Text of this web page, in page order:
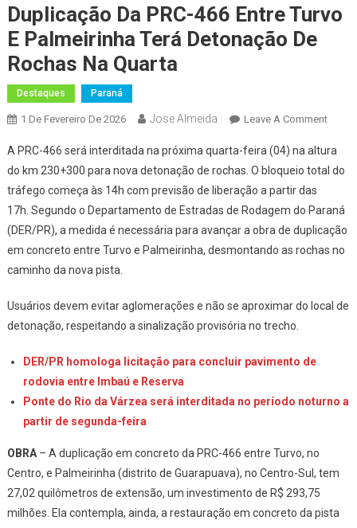
Duplicação Da PRC-466 Entre Turvo
E Palmeirinha Terá Detonação De
Rochas Na Quarta
Destaques Paraná
1 De Fevereiro De 2026 Jose Almeida Leave A CommentOn
Da
PRC-
Entre
Turvo
E
A PRC-466 será interditada na próxima quarta-feira (04) na altura
do km 230+300 para nova detonação de rochas. O bloqueio total do
tráfego começa às 14h com previsão de liberação a partir das
17h. Segundo o Departamento de Estradas de Rodagem do Paraná
(DER/PR), a medida é necessária para avançar a obra de duplicação
em concreto entre Turvo e Palmeirinha, desmontando as rochas no
caminho da nova pista.
Usuários devem evitar aglomerações e não se aproximar do local de
detonação, respeitando a sinalização provisória no trecho.
DER/PR homologa licitação para concluir pavimento de
rodovia entre Imbaú e Reserva
Ponte do Rio da Várzea será interditada no período noturno a
partir de segunda-feira
OBRA– A duplicação em concreto da PRC-466 entre Turvo, no
Centro, e Palmeirinha (distrito de Guarapuava), no Centro-Sul, tem
27,02 quilômetros de extensão, um investimento de R$ 293,75
milhões. Ela contempla, ainda, a restauração em concreto da pista